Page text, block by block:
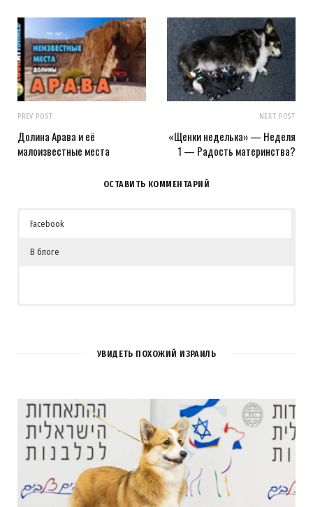
PREV POST
Долина Арава и её
малоизвестные места
NEXT POST
«Щенки неделька» — Неделя
1 — Радость материнства?
ОСТАВИТЬ КОММЕНТАРИЙ
Facebook
В блоге
УВИДЕТЬ ПОХОЖИЙ ИЗРАИЛЬ